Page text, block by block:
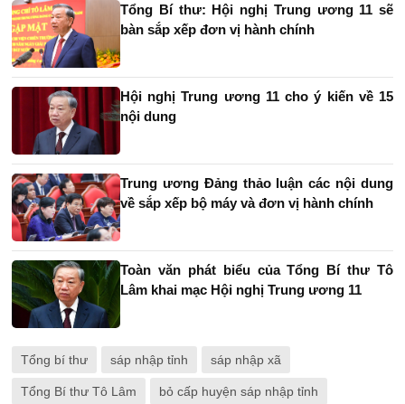
Tổng Bí thư: Hội nghị Trung ương 11 sẽ
bàn sắp xếp đơn vị hành chính
Hội nghị Trung ương 11 cho ý kiến về 15
nội dung
Trung ương Đảng thảo luận các nội dung
về sắp xếp bộ máy và đơn vị hành chính
Toàn văn phát biểu của Tổng Bí thư Tô
Lâm khai mạc Hội nghị Trung ương 11
Tổng bí thư sáp nhập tỉnh sáp nhập xã
Tổng Bí thư Tô Lâm bỏ cấp huyện sáp nhập tỉnh